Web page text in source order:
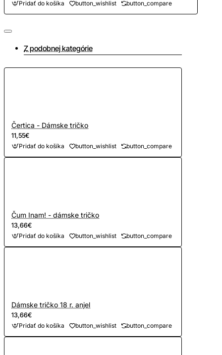
Pridať do košíka button_wishlist button_compare
Z podobnej kategórie
Čertica - Dámske tričko
11,55€
Pridať do košíka button_wishlist button_compare
Čum Inam! - dámske tričko
13,66€
Pridať do košíka button_wishlist button_compare
Dámske tričko 18 r. anjel
13,66€
Pridať do košíka button_wishlist button_compare